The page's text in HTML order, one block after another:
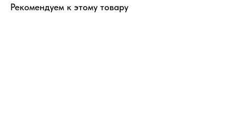
Рекомендуем к этому товару